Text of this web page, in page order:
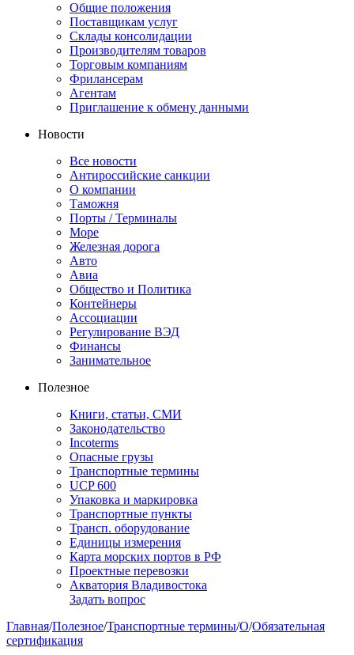
Общие положения
Поставщикам услуг
Склады консолидации
Производителям товаров
Торговым компаниям
Фрилансерам
Агентам
Приглашение к обмену данными
Новости
Все новости
Антироссийские санкции
О компании
Таможня
Порты / Терминалы
Море
Железная дорога
Авто
Авиа
Общество и Политика
Контейнеры
Ассоциации
Регулирование ВЭД
Финансы
Занимательное
Полезное
Книги, статьи, СМИ
Законодательство
Incoterms
Опасные грузы
Транспортные термины
UCP 600
Упаковка и маркировка
Транспортные пункты
Трансп. оборудование
Единицы измерения
Карта морских портов в РФ
Проектные перевозки
Акватория Владивостока
Задать вопрос
Главная/Полезное/Транспортные термины/О/Обязательная
сертификация